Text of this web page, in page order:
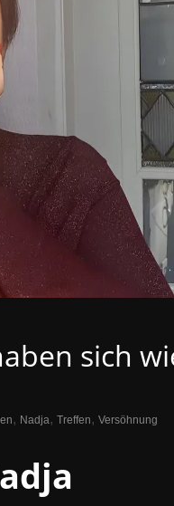
sich
, Nadja, Treffen, Versöhnung